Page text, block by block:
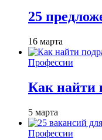
25
16 марта
Профессии
Как найти
5 марта
Профессии